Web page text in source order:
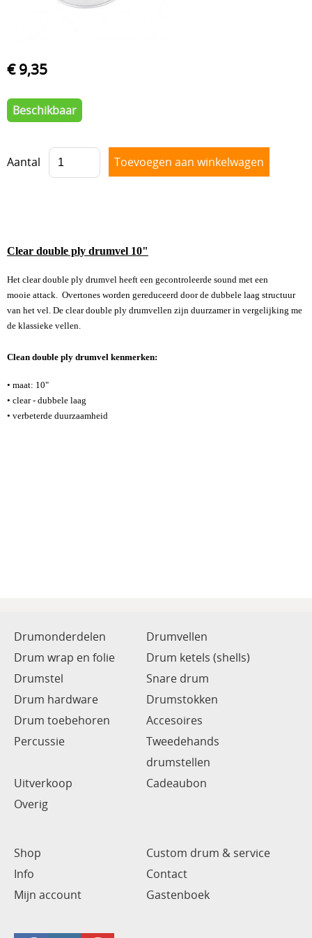
Percussie
Uitverkoop
€ 9,35
Beschikbaar
Aantal
Clear double ply drumvel 10"
Het clear double ply drumvel heeft een gecontroleerde sound met een
mooie attack. Overtones worden gereduceerd door de dubbele laag structuur
van het vel. De clear double ply drumvellen zijn duurzamer in vergelijking me
de klassieke vellen.
Clean double ply drumvel kenmerken:
• maat: 10"
• clear - dubbele laag
• verbeterde duurzaamheid
Drumonderdelen
Drumvellen
Drum wrap en folie
Drum ketels (shells)
Drumstel
Snare drum
Drum hardware
Drumstokken
Drum toebehoren
Accesoires
Percussie
Tweedehands
drumstellen
Uitverkoop
Cadeaubon
Overig
Shop
Custom drum & service
Info
Contact
Mijn account
Gastenboek